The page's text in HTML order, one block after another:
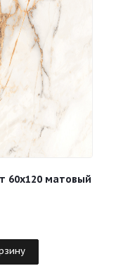
60х120 матовый